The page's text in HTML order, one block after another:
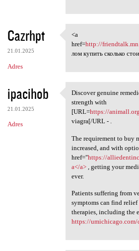
Cazrhpt
21.01.2025
Adres
<a href=http://
<a
href=http://
лом купить сколько
ipacihob
21.01.2025
Adres
Discover genuine
Discover genuine
strength with
[URL=https://
viagra[/URL - .
The requirement to buy
increased, and with
href="https://
a</a>, getting your
ever.
Patients suffering from
symptoms can find
therapies, including the
https://umichicago.com/